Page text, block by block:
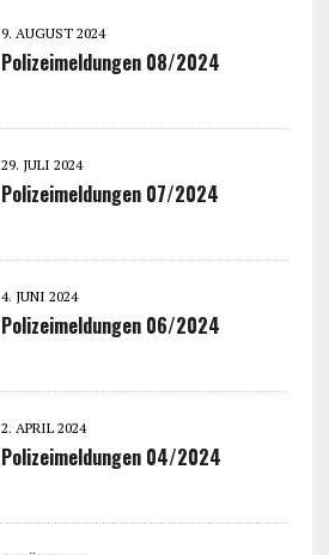
9. AUGUST 2024
Polizeimeldungen 08/2024
29. JULI 2024
Polizeimeldungen 07/2024
4. JUNI 2024
Polizeimeldungen 06/2024
2. APRIL 2024
Polizeimeldungen 04/2024